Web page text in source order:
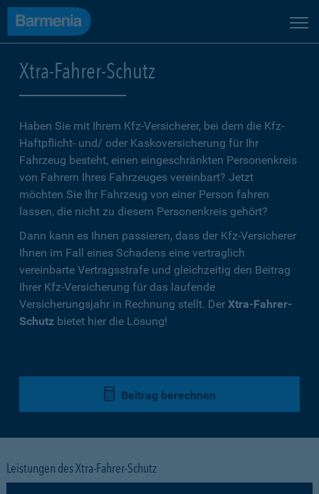
Xtra-Fahrer-Schutz
Haben Sie mit Ihrem Kfz-Versicherer, bei dem die Kfz-
Haftpflicht- und/ oder Kaskoversicherung für Ihr
Fahrzeug besteht, einen eingeschränkten Personenkreis
von Fahrern Ihres Fahrzeuges vereinbart? Jetzt
möchten Sie Ihr Fahrzeug von einer Person fahren
lassen, die nicht zu diesem Personenkreis gehört?
Dann kann es Ihnen passieren, dass der Kfz-Versicherer
Ihnen im Fall eines Schadens eine vertraglich
vereinbarte Vertragsstrafe und gleichzeitig den Beitrag
Ihrer Kfz-Versicherung für das laufende
Versicherungsjahr in Rechnung stellt. Der Xtra-Fahrer-
Schutz bietet hier die Lösung!
Beitrag berechnen
Leistungen des Xtra-Fahrer-Schutz